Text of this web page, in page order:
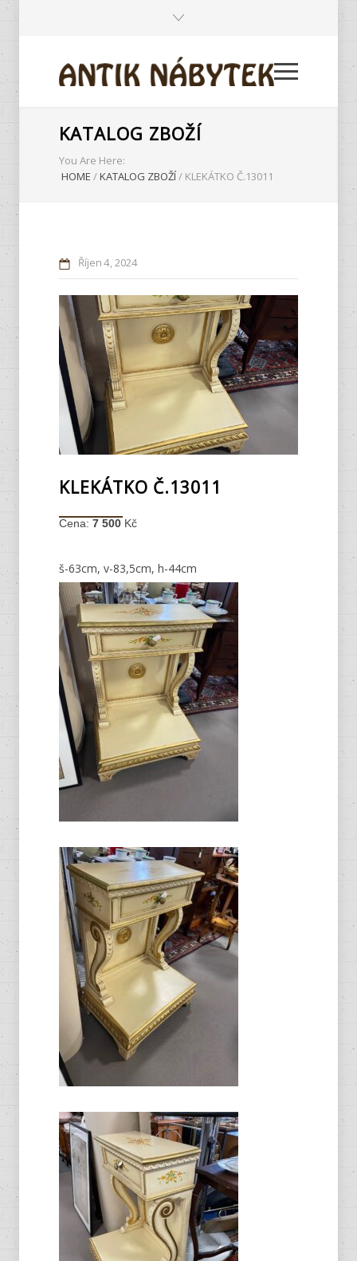
KATALOG ZBOŽÍ
You Are Here:
HOME /KATALOG ZBOŽÍ/ KLEKÁTKO Č.13011
Říjen4 2024
KLEKÁTKO Č.13011
Cena: 7 500 Kč
š-63cm, v-83,5cm, h-44cm